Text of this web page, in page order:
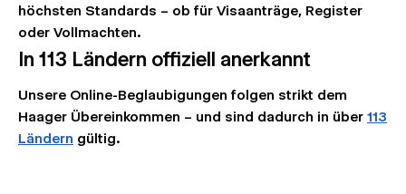
höchsten Standards – ob für Visaanträge, Register
oder Vollmachten.
In 113 Ländern offiziell anerkannt
Unsere Online-Beglaubigungen folgen strikt dem
Haager Übereinkommen – und sind dadurch in über 113
Ländern gültig.